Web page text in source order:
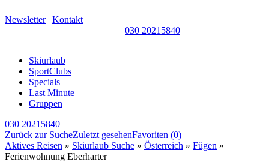
Newsletter| Kontakt
030 20215840
Skiurlaub
SportClubs
Specials
Last Minute
Gruppen
030 20215840
Zurück zur SucheZuletzt gesehenFavoriten (0)
Aktives Reisen » Skiurlaub Suche » Österreich » Fügen »
Ferienwohnung Eberharter